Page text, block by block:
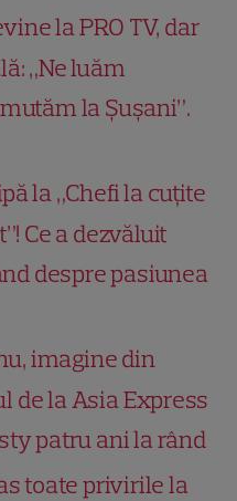
la PRO TV, dar
„Ne luăm
la Șușani”.
la „Chefi la cuțite
Ce a dezvăluit
despre pasiunea
imagine din
de la Asia Express
patru ani la rând
toate privirile la